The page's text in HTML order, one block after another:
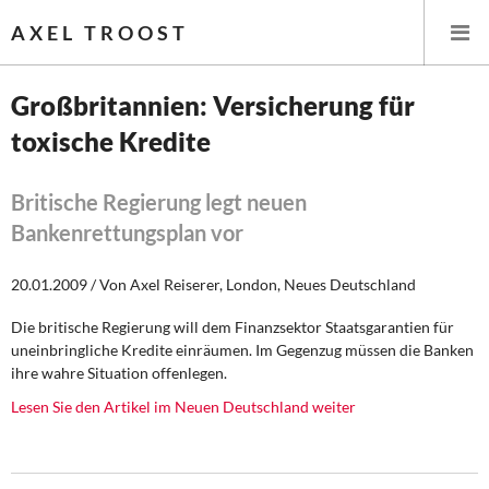
AXEL TROOST
Startseite
Themen
Leitlinien linker Wirtschafts- und Finanzpolitik
Steuer- und Finanzpolitik
Öffentliche Infrastruktur und Daseinsvorsorge
Großbritannien: Versicherung für
toxische Kredite
Britische Regierung legt neuen
Bankenrettungsplan vor
20.01.2009 / Von Axel Reiserer, London, Neues Deutschland
Die britische Regierung will dem Finanzsektor Staatsgarantien für
uneinbringliche Kredite einräumen. Im Gegenzug müssen die Banken
ihre wahre Situation offenlegen.
Lesen Sie den Artikel im Neuen Deutschland weiter